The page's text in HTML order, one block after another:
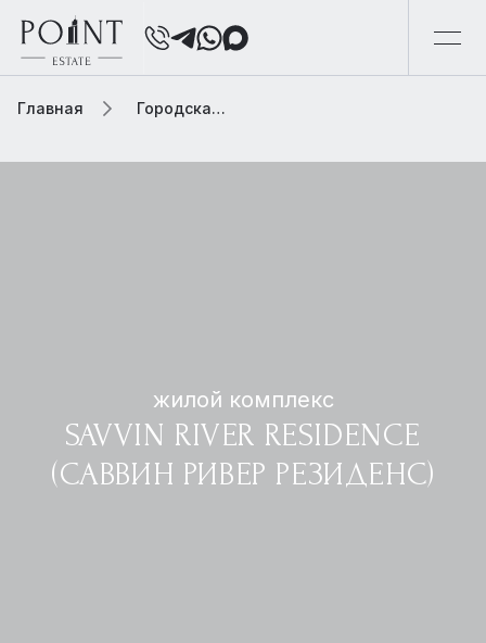
Главная Городская элитная недвижимость
жилой комплекс
SAVVIN RIVER RESIDENCE
(САВВИН РИВЕР РЕЗИДЕНС)